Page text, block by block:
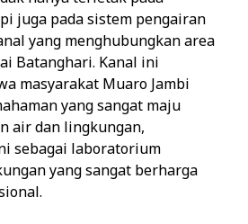
juga pada sistem pengairan
yang menghubungkan area
Batanghari. Kanal ini
masyarakat Muaro Jambi
yang sangat maju
air dan lingkungan,
sebagai laboratorium
yang sangat berharga